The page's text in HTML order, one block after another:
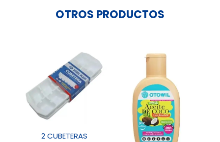
OTROS PRODUCTOS
2 CUBETERAS